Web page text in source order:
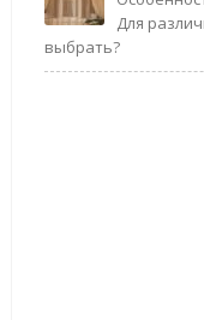
Для
выбрать?